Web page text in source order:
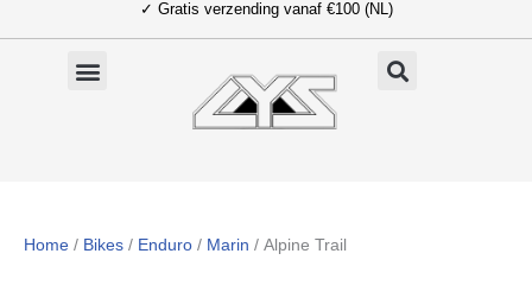
naar
✓ Gratis verzending vanaf €100 (NL)
Home / Bikes / Enduro / Marin / Alpine Trail